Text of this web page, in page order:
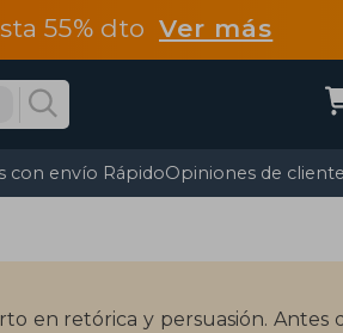
55% dtoVer más
con envío RápidoOpiniones de
en retórica y persuasión. Antes